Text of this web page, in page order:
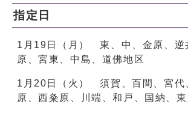
指定日
1月19日（月） 東、中、金原、逆
原、宮東、中島、道佛地区
1月20日（火） 須賀、百間、宮代
原、西粂原、川端、和戸、国納、